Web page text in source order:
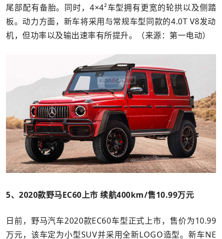
尾部配有备胎。同时，4×4²车型拥有更宽的轮拱以及侧踏
板。动力方面，新车将采用与常规车型同款的4.0T V8发动
机，但功率以及输出速率有所提升。（来源：第一电动）
5、2020款野马EC60上市 续航400km/售10.99万元
日前，野马汽车2020款EC60车型正式上市，售价为10.99
万元，该车定为小型SUV并采用全新LOGO造型。新车NE